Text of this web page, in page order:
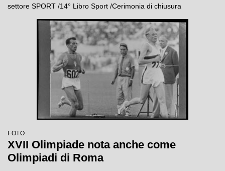
settore SPORT /14° Libro Sport /Cerimonia di chiusura
FOTO
XVII Olimpiade nota anche come
Olimpiadi di Roma